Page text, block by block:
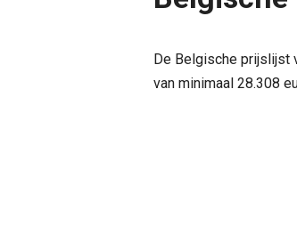
De Belgische prijslijst
van minimaal 28.308